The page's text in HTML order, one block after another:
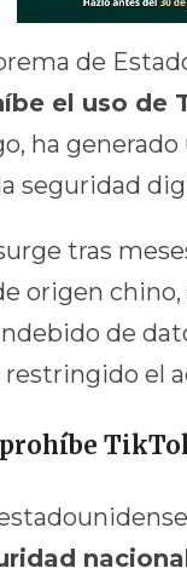
de
el uso de
ha
seguridad
tras
origen
de
el
prohíbe